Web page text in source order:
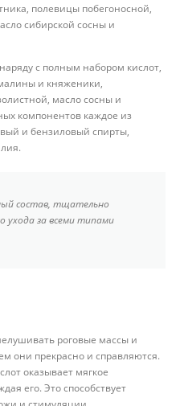
полевицы побегоносной,
сибирской сосны и
с полным набором кислот,
и княженики,
масло сосны и
компонентов каждое из
и бензиловый спирты,
состав, тщательно
ухода за всеми типами
роговые массы и
они прекрасно и справляются.
оказывает мягкое
его. Это способствует